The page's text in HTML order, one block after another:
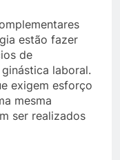
estão fazer
de
laboral.
exigem esforço
mesma
ser realizados